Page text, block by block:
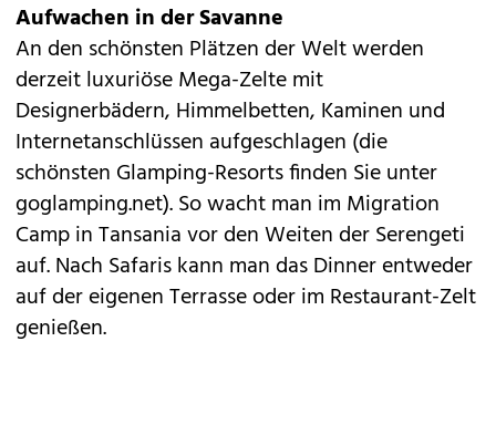
Aufwachen in der Savanne
An den schönsten Plätzen der Welt werden
derzeit luxuriöse Mega-Zelte mit
Designerbädern, Himmelbetten, Kaminen und
Internetanschlüssen aufgeschlagen (die
schönsten Glamping-Resorts finden Sie unter
goglamping.net). So wacht man im Migration
Camp in Tansania vor den Weiten der Serengeti
auf. Nach Safaris kann man das Dinner entweder
auf der eigenen Terrasse oder im Restaurant-Zelt
genießen.